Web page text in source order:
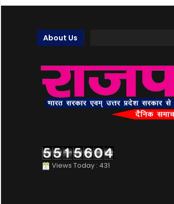
About Us
Views Today : 431